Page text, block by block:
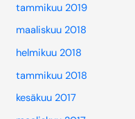
tammikuu 2019
maaliskuu 2018
helmikuu 2018
tammikuu 2018
kesäkuu 2017